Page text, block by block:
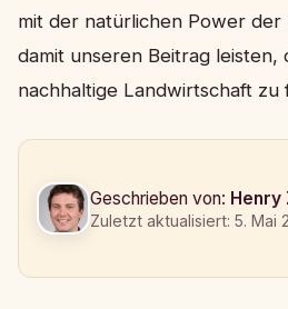
mit der natürlichen Power
damit unseren Beitrag leisten,
nachhaltige Landwirtschaft zu
Geschrieben von: Henry
Zuletzt aktualisiert: 5. Mai